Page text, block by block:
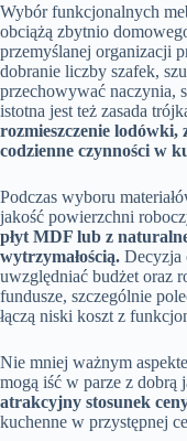
Wybór funkcjonalnych
obciążą zbytnio
przemyślanej organizacji
dobranie liczby szafek,
przechowywać naczynia,
istotna jest też zasada
rozmieszczenie lodówki,
codzienne czynności w
Podczas wyboru
jakość powierzchni
płyt MDF lub z
wytrzymałością. Decyzja
uwzględniać budżet oraz
fundusze, szczególnie
łączą niski koszt z
Nie mniej ważnym
mogą iść w parze z dobrą
atrakcyjny stosunek
kuchenne w przystępnej